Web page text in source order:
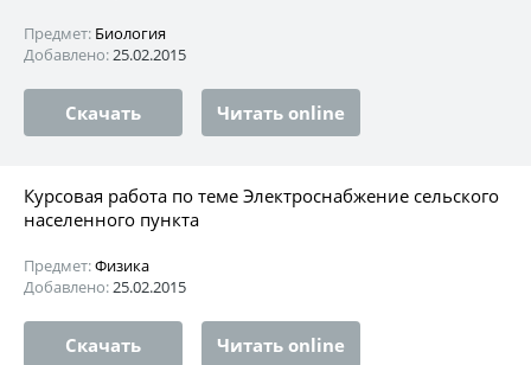
Предмет: Биология
Добавлено:25.02.2015
Скачать Читать online
Курсовая работа по теме Электроснабжение сельского
населенного пункта
Предмет:Физика
Добавлено:25.02.2015
Скачать Читать online